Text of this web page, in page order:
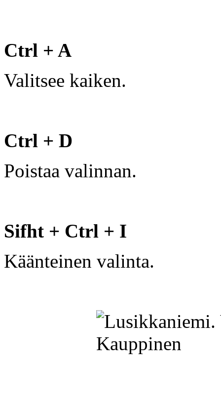
Ctrl + A
Valitsee kaiken.
Ctrl + D
Poistaa valinnan.
Sifht + Ctrl + I
Käänteinen valinta.